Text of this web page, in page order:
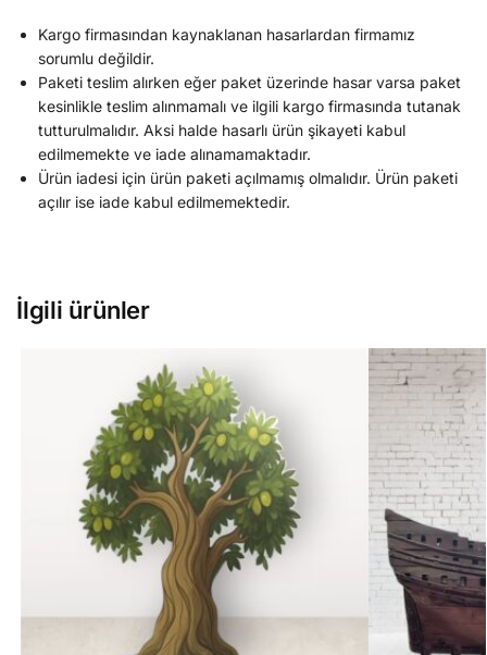
Kargo firmasından kaynaklanan hasarlardan firmamız
sorumlu değildir.
Paketi teslim alırken eğer paket üzerinde hasar varsa paket
kesinlikle teslim alınmamalı ve ilgili kargo firmasında tutanak
tutturulmalıdır. Aksi halde hasarlı ürün şikayeti kabul
edilmemekte ve iade alınamamaktadır.
Ürün iadesi için ürün paketi açılmamış olmalıdır. Ürün paketi
açılır ise iade kabul edilmemektedir.
İlgili ürünler